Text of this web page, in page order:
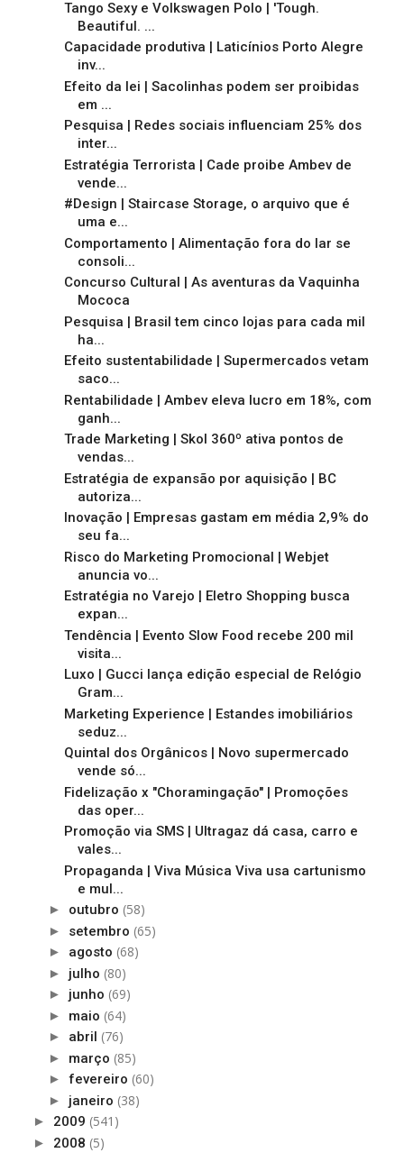
Tango Sexy e Volkswagen Polo | 'Tough.
Beautiful. ...
Capacidade produtiva | Laticínios Porto Alegre
inv...
Efeito da lei | Sacolinhas podem ser proibidas
em ...
Pesquisa | Redes sociais influenciam 25% dos
inter...
Estratégia Terrorista | Cade proibe Ambev de
vende...
#Design | Staircase Storage, o arquivo que é
uma e...
Comportamento | Alimentação fora do lar se
consoli...
Concurso Cultural | As aventuras da Vaquinha
Mococa
Pesquisa | Brasil tem cinco lojas para cada mil
ha...
Efeito sustentabilidade | Supermercados vetam
saco...
Rentabilidade | Ambev eleva lucro em 18%, com
ganh...
Trade Marketing | Skol 360º ativa pontos de
vendas...
Estratégia de expansão por aquisição | BC
autoriza...
Inovação | Empresas gastam em média 2,9% do
seu fa...
Risco do Marketing Promocional | Webjet
anuncia vo...
Estratégia no Varejo | Eletro Shopping busca
expan...
Tendência | Evento Slow Food recebe 200 mil
visita...
Luxo | Gucci lança edição especial de Relógio
Gram...
Marketing Experience | Estandes imobiliários
seduz...
Quintal dos Orgânicos | Novo supermercado
vende só...
Fidelização x "Choramingação" | Promoções
das oper...
Promoção via SMS | Ultragaz dá casa, carro e
vales...
Propaganda | Viva Música Viva usa cartunismo
e mul...
► outubro (58)
► setembro (65)
► agosto (68)
► julho (80)
► junho (69)
► maio (64)
► abril (76)
► março (85)
► fevereiro (60)
► janeiro (38)
► 2009 (541)
► 2008 (5)